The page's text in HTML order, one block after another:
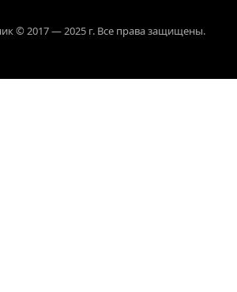
© 2017 — 2025 г. Все права защищены.